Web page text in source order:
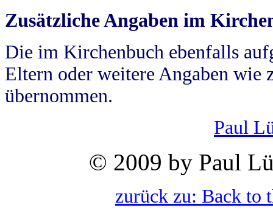
Zusätzliche Angaben im
Die im Kirchenbuch ebenfalls
Eltern oder weitere Angaben wie
übernommen.
Paul
© 2009 by Paul
zurück zu: Back to